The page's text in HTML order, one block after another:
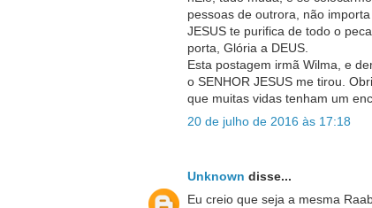
pessoas de outrora, não
JESUS te purifica de todo o
porta, Glória a DEUS.
Esta postagem irmã Wilma, e
o SENHOR JESUS me tirou.
que muitas vidas tenham um
20 de julho de 2016 às 17:18
Unknown disse...
Eu creio que seja a mesma